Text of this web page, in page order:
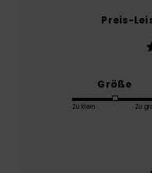
Preis-
Größe
Zu klein Zu